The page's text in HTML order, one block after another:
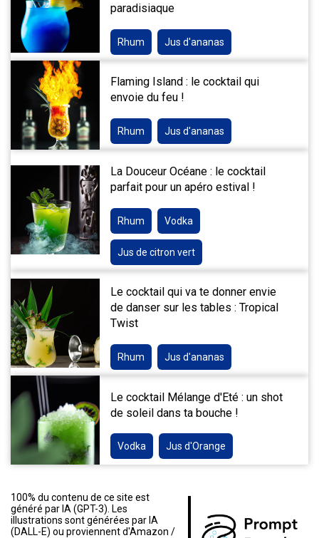
paradisiaque
Rhum Jus d'ananas
Flaming Island : le cocktail qui
envoie du feu !
Rhum Jus d'ananas
La Douceur Océane : le cocktail
parfait pour un apéro estival !
Rhum Vodka
Jus de citron vert
Le cocktail qui va te donner envie
de danser sur les tables : Tropical
Twist
Rhum Jus d'ananas
Le cocktail Mélange d'Eté : un shot
de soleil dans ta bouche !
Vodka Jus d'Orange
100% du contenu de ce site est
généré par IA (GPT-3). Les
illustrations sont générées par IA
(DALL-E) ou proviennent d'Amazon /